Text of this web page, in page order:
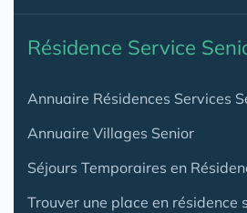
Résidence Service
Annuaire Résidences Services
Annuaire Villages Senior
Séjours Temporaires en
Trouver une place en résidence